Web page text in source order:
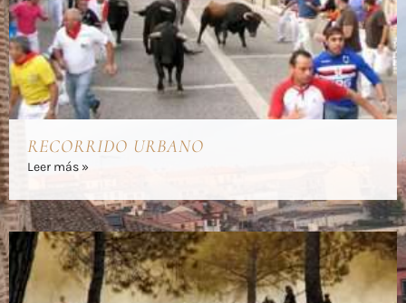
RECORRIDO URBANO
Leer más »